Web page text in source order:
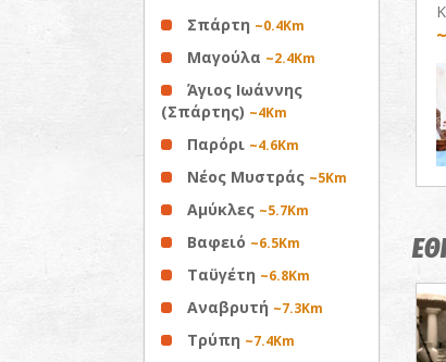
Σπάρτη ~0.4Km
Μαγούλα ~2.4Km
Άγιος Ιωάννης
(Σπάρτης) ~4Km
Παρόρι ~4.6Km
Νέος Μυστράς ~5Km
Αμύκλες ~5.7Km
Βαφειό ~6.5Km
Ταϋγέτη ~6.8Km
Αναβρυτή ~7.3Km
Τρύπη ~7.4Km